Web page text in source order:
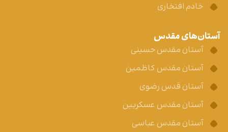
خادم افتخاری
آستان‌های مقدس
آستان مقدس حسینی
آستان مقدس کاظمین
آستان قدس رضوی
آستان مقدس عسکریین
آستان مقدس عباسی